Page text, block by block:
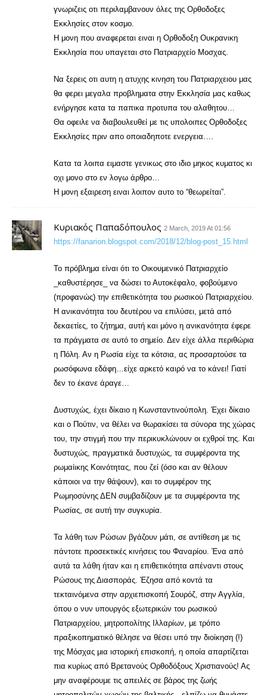
γνωριζεις οτι περιλαμβανουν όλες της Ορθοδοξες
Εκκλησίες στον κοσμο.
Η μονη που αναφερεται ειναι η Ορθοδοξη Ουκρανικη
Εκκλησία που υπαγεται στο Πατριαρχείο Μοσχας.
Να ξερεις οτι αυτη η ατυχης κινηση του Πατριαρχειου μας
θα φερει μεγαλα προβληματα στην Εκκλησία μας καθως
ενήργησε κατα τα παπικα προτυπα του αλαθητου…
Θα οφειλε να διαβουλευθεί με τις υπολοιπες Ορθοδοξες
Εκκλησίες πριν απο οποιαδηποτε ενεργεια….
Κατα τα λοιπα ειμαστε γενικως στο ιδιο μηκος κυματος κι
οχι μονο στο εν λογω άρθρο…
Η μονη εξαιρεση ειναι λοιπον αυτο το “θεωρείται”.
Κυριακός Παπαδόπουλος 2 March, 2019 At 01:56
https://fanarion.blogspot.com/2018/12/blog-post_15.html
Το πρόβλημα είναι ότι το Οικουμενικό Πατριαρχείο
_καθυστέρησε_ να δώσει το Αυτοκέφαλο, φοβούμενο
(προφανώς) την επιθετικότητα του ρωσικού Πατριαρχείου.
Η ανικανότητα του δευτέρου να επιλύσει, μετά από
δεκαετίες, το ζήτημα, αυτή και μόνο η ανικανότητα έφερε
τα πράγματα σε αυτό το σημείο. Δεν είχε άλλα περιθώρια
η Πόλη. Αν η Ρωσία είχε τα κότσια, ας προσαρτούσε τα
ρωσόφωνα εδάφη…είχε αρκετό καιρό να το κάνει! Γιατί
δεν το έκανε άραγε…
Δυστυχώς, έχει δίκαιο η Κωνσταντινούπολη. Έχει δίκαιο
και ο Πούτιν, να θέλει να θωρακίσει τα σύνορα της χώρας
του, την στιγμή που την περικυκλώνουν οι εχθροί της. Και
δυστυχώς, πραγματικά δυστυχώς, τα συμφέροντα της
ρωμαίικης Κοινότητας, που ζεί (όσο και αν θέλουν
κάποιοι να την θάψουν), και το συμφέρον της
Ρωμηοσύνης ΔΕΝ συμβαδίζουν με τα συμφέροντα της
Ρωσίας, σε αυτή την συγκυρία.
Τα λάθη των Ρώσων βγάζουν μάτι, σε αντίθεση με τις
πάντοτε προσεκτικές κινήσεις του Φαναρίου. Ένα από
αυτά τα λάθη ήταν και η επιθετικότητα απέναντι στους
Ρώσους της Διασποράς. Έζησα από κοντά τα
τεκταινόμενα στην αρχιεπισκοπή Σουρόζ, στην Αγγλία,
όπου ο νυν υπουργός εξωτερικών του ρωσικού
Πατριαρχείου, μητροπολίτης Ιλλαρίων, με τρόπο
πραξικοπηματικό θέλησε να θέσει υπό την διοίκηση (!)
της Μόσχας μια ιστορική επισκοπή, η οποία απαρτίζεται
πια κυρίως από Βρετανούς Ορθοδόξους Χριστιανούς! Ας
μην αναφέρουμε τις απειλές σε βάρος της ζωής